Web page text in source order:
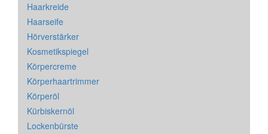
Haarkreide
Haarseife
Hörverstärker
Kosmetikspiegel
Körpercreme
Körperhaartrimmer
Körperöl
Kürbiskernöl
Lockenbürste